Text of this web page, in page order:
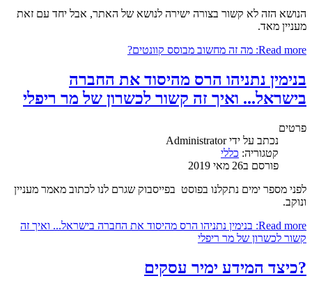
הנושא הזה לא קשור בצורה ישירה לנושא של האתר, אבל יחד עם זאת
מעניין מאד.
Read more: מה זה מחשוב מבוסס קוונטים?
בנימין נתניהו הרס מהיסוד את החברה
בישראל... ואיך זה קשור לכשרון של מר ריפלי
פרטים
נכתב על ידיAdministrator
קטגוריה: כללי
פורסם ב26 מאי 2019
לפני מספר ימים נתקלנו בפוסט בפייסבוק שגרם לנו לכתוב מאמר מעניין
ונוקב.
Read more: בנימין נתניהו הרס מהיסוד את החברה בישראל... ואיך זה
קשור לכשרון של מר ריפלי
?כיצד המידע ימיר עסקים